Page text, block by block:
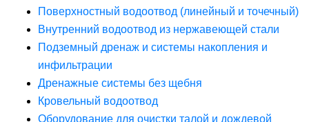
Поверхностный водоотвод (линейный и точечный)
Внутренний водоотвод из нержавеющей стали
Подземный дренаж и системы накопления и
инфильтрации
Дренажные системы без щебня
Кровельный водоотвод
Оборудование для очистки талой и дождевой